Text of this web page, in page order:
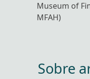
Museum of
MFAH)
Sobre